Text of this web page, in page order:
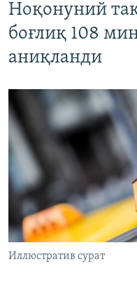
Ноқонуний
боғлиқ 108
аниқланди
Иллюстратив сурат